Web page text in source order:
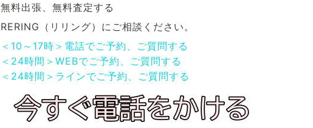
無料出張、無料査定する
RERING（リリング）にご相談ください。
＜10～17時＞電話でご予約、ご質問する
＜24時間＞WEBでご予約、ご質問する
＜24時間＞ラインでご予約、ご質問する